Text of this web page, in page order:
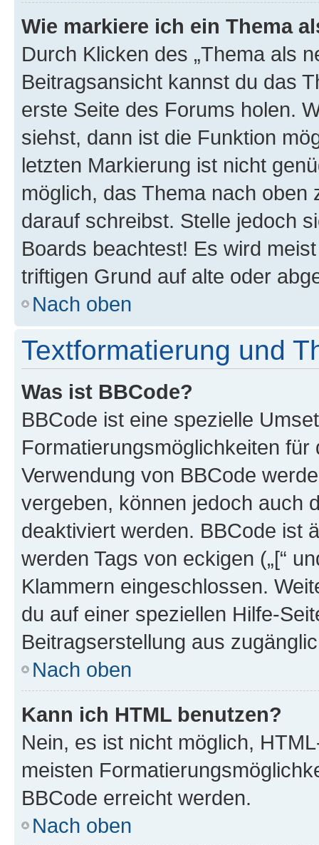
Wie markiere ich ein Thema
Durch Klicken des „Thema als
Beitragsansicht kannst du das
erste Seite des Forums holen.
siehst, dann ist die Funktion
letzten Markierung ist nicht
möglich, das Thema nach oben
darauf schreibst. Stelle jedoch
Boards beachtest! Es wird
triftigen Grund auf alte oder
Nach oben
Textformatierung und
Was ist BBCode?
BBCode ist eine spezielle
Formatierungsmöglichkeiten
Verwendung von BBCode
vergeben, können jedoch auch
deaktiviert werden. BBCode ist
werden Tags von eckigen („[“
Klammern eingeschlossen.
du auf einer speziellen Hilfe-
Beitragserstellung aus
Nach oben
Kann ich HTML benutzen?
Nein, es ist nicht möglich,
meisten
BBCode erreicht werden.
Nach oben